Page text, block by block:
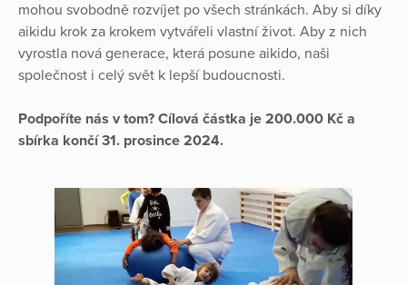
mohou svobodně rozvíjet po všech stránkách. Aby si díky
aikidu krok za krokem vytvářeli vlastní život. Aby z nich
vyrostla nová generace, která posune aikido, naši
společnost i celý svět k lepší budoucnosti.
Podpoříte nás v tom? Cílová částka je 200.000 Kč a
sbírka končí 31. prosince 2024.